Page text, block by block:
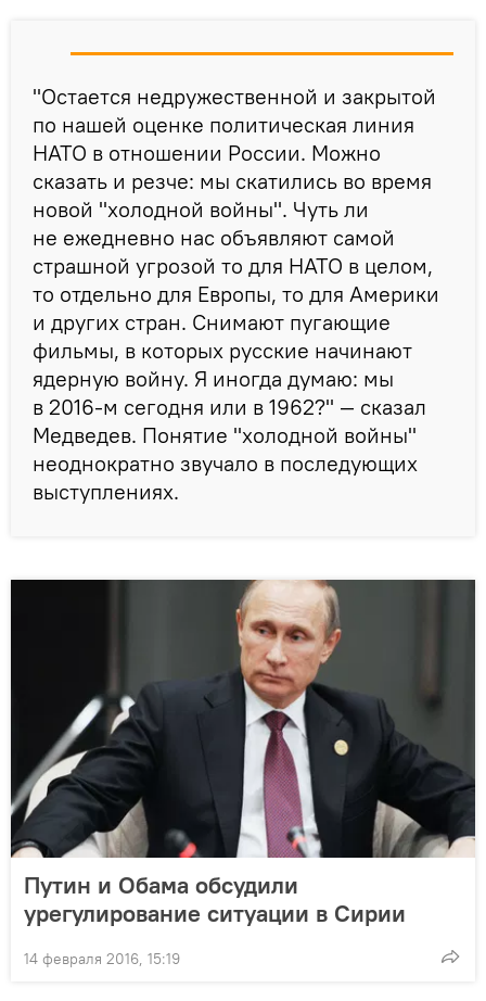
"Остается недружественной и закрытой
по нашей оценке политическая линия
НАТО в отношении России. Можно
сказать и резче: мы скатились во время
новой "холодной войны". Чуть ли
не ежедневно нас объявляют самой
страшной угрозой то для НАТО в целом,
то отдельно для Европы, то для Америки
и других стран. Снимают пугающие
фильмы, в которых русские начинают
ядерную войну. Я иногда думаю: мы
в 2016-м сегодня или в 1962?" — сказал
Медведев. Понятие "холодной войны"
неоднократно звучало в последующих
выступлениях.
Путин и Обама обсудили
урегулирование ситуации в Сирии
14 февраля 2016, 15:19